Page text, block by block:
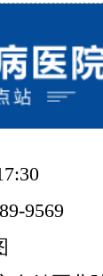
9569